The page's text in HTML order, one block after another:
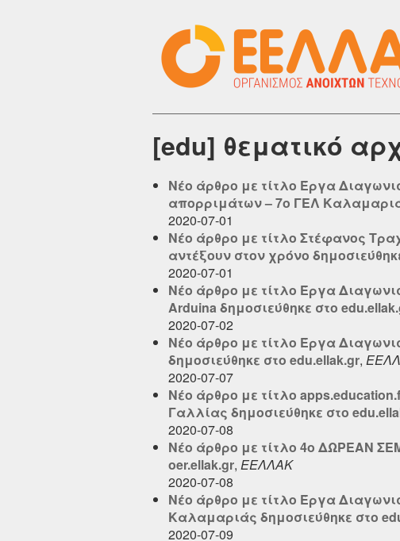
[edu] θεματικό
Νέο άρθρο με τίτλο Έργα
απορριμάτων – 7ο ΓΕΛ
2020-07-01
Νέο άρθρο με τίτλο Στέφανος
αντέξουν στον χρόνο
2020-07-01
Νέο άρθρο με τίτλο Έργα
Arduina δημοσιεύθηκε στο
2020-07-02
Νέο άρθρο με τίτλο Έργα
δημοσιεύθηκε στο edu.ellak.gr,
2020-07-07
Νέο άρθρο με τίτλο
Γαλλίας δημοσιεύθηκε στο
2020-07-08
Νέο άρθρο με τίτλο 4o ΔΩΡΕΑΝ
oer.ellak.gr, ΕΕΛΛΑΚ
2020-07-08
Νέο άρθρο με τίτλο Έργα
Καλαμαριάς δημοσιεύθηκε στο
2020-07-09